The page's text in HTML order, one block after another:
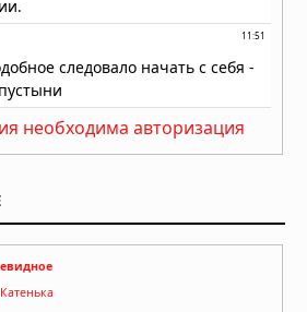
необходима авторизация
Катенька